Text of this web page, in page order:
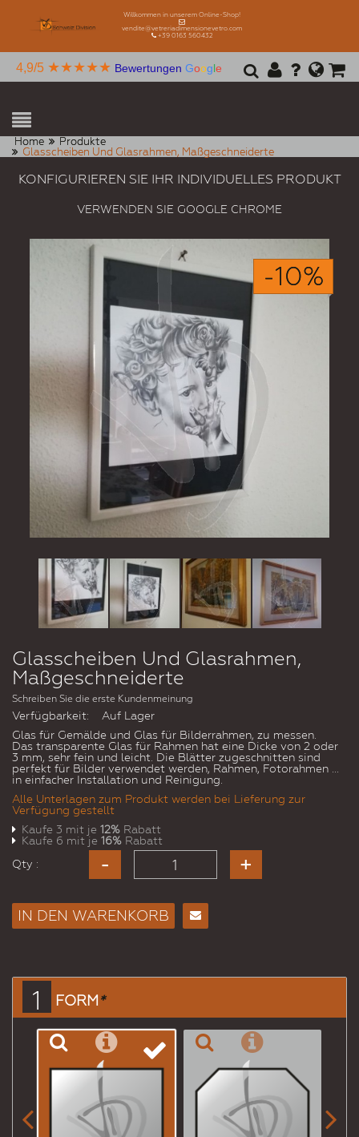
Willkommen in unserem Online-Shop!
vendite@vetreriadimensionevetro.com
+39 0163 560432
4,9/5 ★★★★★ Bewertungen Google
Home
Produkte
Glasscheiben Und Glasrahmen, Maßgeschneiderte
KONFIGURIEREN SIE IHR INDIVIDUELLES PRODUKT
VERWENDEN SIE GOOGLE CHROME
-10%
Glasscheiben Und Glasrahmen,
Maßgeschneiderte
Schreiben Sie die erste Kundenmeinung
Verfügbarkeit:
Auf Lager
Glas für Gemälde und Glas für Bilderrahmen, zu messen.
Das transparente Glas für Rahmen hat eine Dicke von 2 oder
3 mm, sehr fein und leicht. Die Blätter zugeschnitten sind
perfekt für Bilder verwendet werden, Rahmen, Fotorahmen ...
in einfacher Installation und Reinigung.
Alle Unterlagen zum Produkt werden bei Lieferung zur
Verfügung gestellt
Kaufe 3 mit je 12% Rabatt
Kaufe 6 mit je 16% Rabatt
Qty :
IN DEN WARENKORB
1 FORM*
 